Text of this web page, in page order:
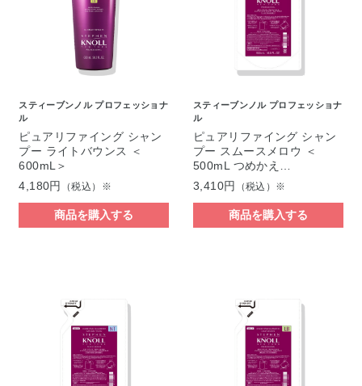
スティーブンノル プロフェッショナ
ル
ピュアリファイング シャン
プー ライトバウンス ＜
600mL＞
4,180円
（税込）※
商品を購入する
スティーブンノル プロフェッショナ
ル
ピュアリファイング シャン
プー スムースメロウ ＜
500mL つめかえ…
3,410円
（税込）※
商品を購入する